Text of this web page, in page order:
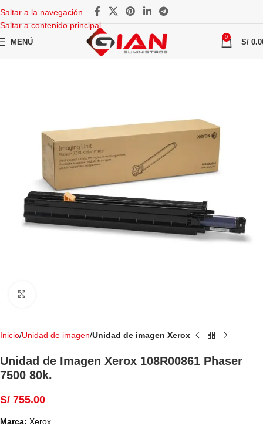
Saltar a la navegación
Saltar a contenido principal
MENÚ
0
S/
Inicio Unidad de imagen Unidad de imagen Xerox
Unidad de Imagen Xerox 108R00861 Phaser
7500 80k.
S/ 755.00
Marca: Xerox